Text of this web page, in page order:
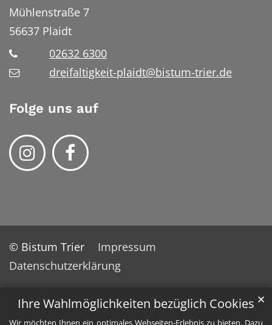
Ihre Wahlmöglichkeiten bezüglich Cookies
Wir möchten Ihnen ein optimales Webseiten-Erlebnis zu bieten. Dazu
✕
Mühlenstraße 7
56637 Plaidt
02632 6300
dreifaltigkeit-plaidt@bistum-trier.de
Folge uns auf
© Bistum Trier
Impressum
Datenschutzerklärung